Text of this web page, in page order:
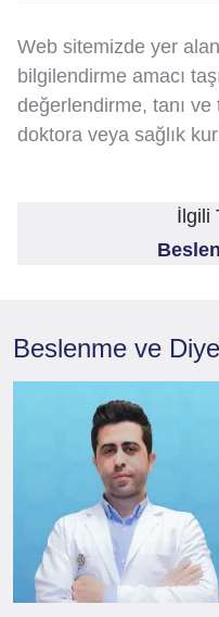
Web sitemizde yer
bilgilendirme amacı
değerlendirme, tanı
doktora veya sağlık
İlgili
Beslenme ve